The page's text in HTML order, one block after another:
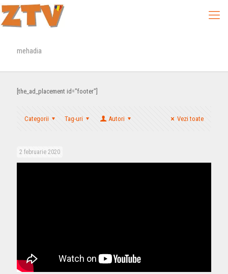
mehadia
[the_ad_placement id="footer"]
Categorii Tag-uri Autori Vezi toate
2 februarie 2020